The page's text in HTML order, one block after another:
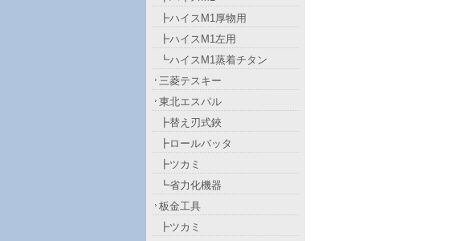
┣ハイスM1厚物用
┣ハイスM1左用
┗ハイスM1蒸着チタン
三菱テスキー
東北エスパル
┣替え刃式鋏
┣ロールバッタ
┣ツカミ
┗省力化機器
板金工具
┣ツカミ